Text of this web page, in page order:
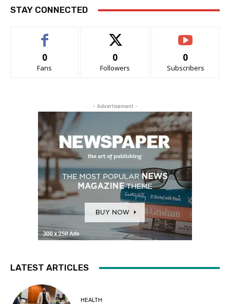
STAY CONNECTED
0
Fans
0
Followers
0
Subscribers
- Advertisement -
LATEST ARTICLES
HEALTH